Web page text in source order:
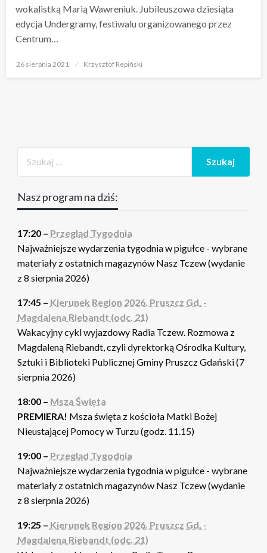
wokalistką Marią Wawreniuk. Jubileuszowa dziesiąta
edycja Undergramy, festiwalu organizowanego przez
Centrum…
Opublikowane
26 sierpnia 2021 Krzysztof Repiński
Nasz program na dziś:
17:20 – Przegląd Tygodnia
Najważniejsze wydarzenia tygodnia w pigułce - wybrane
materiały z ostatnich magazynów Nasz Tczew (wydanie
z 8 sierpnia 2026)
17:45 – Kierunek Region 2026. Pruszcz Gd. -
Magdalena Riebandt (odc. 21)
Wakacyjny cykl wyjazdowy Radia Tczew. Rozmowa z
Magdaleną Riebandt, czyli dyrektorką Ośrodka Kultury,
Sztuki i Biblioteki Publicznej Gminy Pruszcz Gdański (7
sierpnia 2026)
18:00 – Msza Święta
PREMIERA! Msza święta z kościoła Matki Bożej
Nieustającej Pomocy w Turzu (godz. 11.15)
19:00 – Przegląd Tygodnia
Najważniejsze wydarzenia tygodnia w pigułce - wybrane
materiały z ostatnich magazynów Nasz Tczew (wydanie
z 8 sierpnia 2026)
19:25 – Kierunek Region 2026. Pruszcz Gd. -
Magdalena Riebandt (odc. 21)